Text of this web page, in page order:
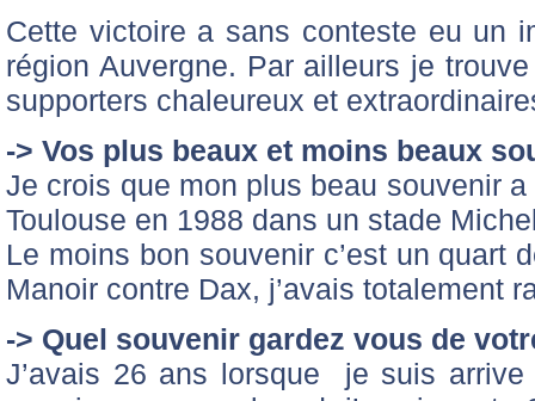
Cette victoire a sans conteste eu un
région Auvergne. Par ailleurs je
supporters chaleureux et
-> Vos plus beaux et moins beaux
Je crois que mon plus beau souvenir
Toulouse en 1988 dans un stade
Le moins bon souvenir c’est un quart
Manoir contre Dax, j’avais totalement
-> Quel souvenir gardez vous de
J’avais 26 ans lorsque je suis